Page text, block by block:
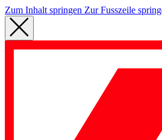
Zum Inhalt springen Zur Fusszeile